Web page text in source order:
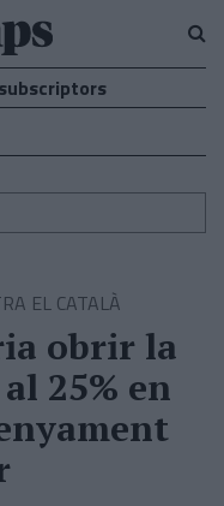
EL CATALÀ
obrir la
25% en